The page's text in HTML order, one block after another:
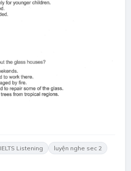
IELTS Listening
luyện nghe sec 2